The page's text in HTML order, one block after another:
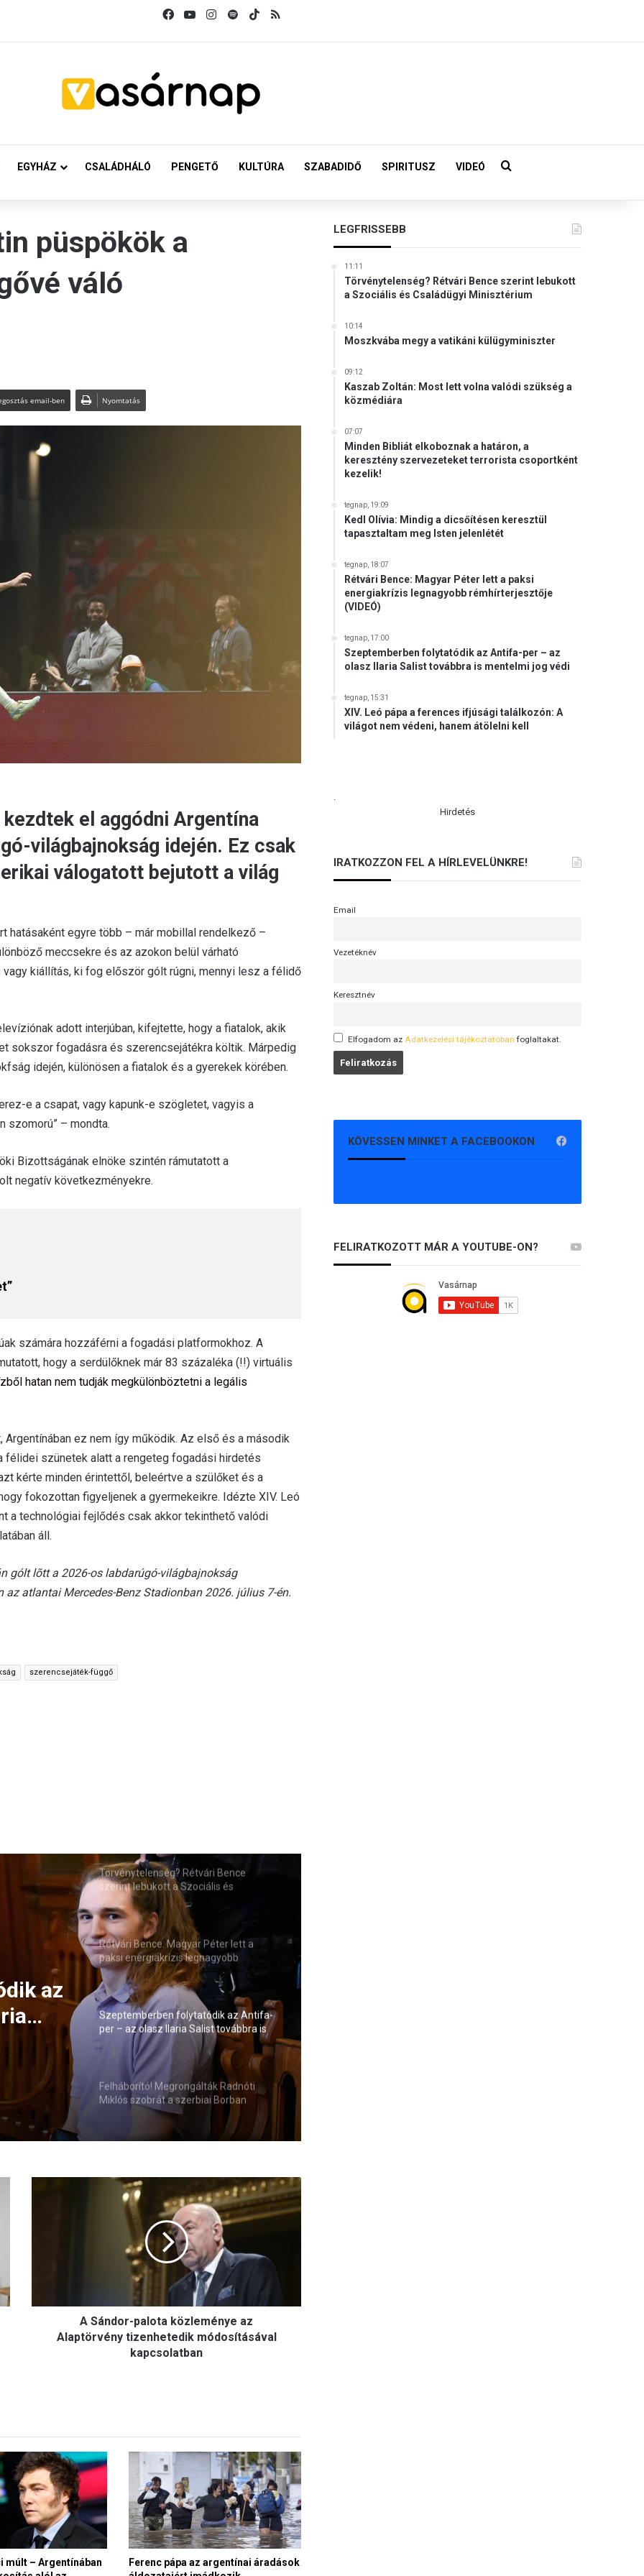
FacebookYouTubeInstagram
SpotifyTikTok
EGYHÁZ CSALÁDHÁLÓ PENGETŐ KULTÚRA SZABADIDŐ SPIRITUSZ VIDEÓ Keresés:
püspökök a
váló
email-ben Nyomtatás
el aggódni Argentína
világbajnokság idején. Ez csak
válogatott bejutott a világ
hatásaként egyre több – már mobillal rendelkező –
meccsekre és az azokon belül várható
kiállítás, ki fog először gólt rúgni, mennyi lesz a félidő
adott interjúban, kifejtette, hogy a fiatalok, akik
sokszor fogadásra és szerencsejátékra költik. Márpedig
idején, különösen a fiatalok és a gyerekek körében.
e a csapat, vagy kapunk-e szögletet, vagyis a
szomorú” – mondta.
Bizottságának elnöke szintén rámutatott a
negatív következményekre.
számára hozzáférni a fogadási platformokhoz. A
hogy a serdülőknek már 83 százaléka (!!) virtuális
hatan nem tudják megkülönböztetni a legális
ez nem így működik. Az első és a második
szünetek alatt a rengeteg fogadási hirdetés
kérte minden érintettől, beleértve a szülőket és a
fokozottan figyeljenek a gyermekeikre. Idézte XIV. Leó
a technológiai fejlődés csak akkor tekinthető valódi
áll.
gólt lõtt a 2026-os labdarúgó-világbajnokság
atlantai Mercedes-Benz Stadionban 2026. július 7-én.
szerencsejáték-függő
az
Törvénytelenség? Rétvári Bence
szerint lebukott a Szociális és
Családügyi Minisztérium
Rétvári Bence: Magyar Péter lett a
paksi energiakrízis legnagyobb
rémhírterjesztője (VIDEÓ)
Szeptemberben folytatódik az Antifa-
per – az olasz Ilaria Salist továbbra is
mentelmi jog védi
Felháborító! Megrongálták Radnóti
Miklós szobrát a szerbiai Borban
p
e
m
é
n
y
e
a
z
A Sándor-palota közleménye az
Alaptörvény tizenhetedik módosításával
kapcsolatban
múlt – Argentínában
Ferenc pápa az argentínai áradások
LEGFRISSEBB
11:11
Törvénytelenség? Rétvári Bence szerint lebukott
a Szociális és Családügyi Minisztérium
10:14
Moszkvába megy a vatikáni külügyminiszter
09:12
Kaszab Zoltán: Most lett volna valódi szükség a
közmédiára
07:07
Minden Bibliát elkoboznak a határon, a
keresztény szervezeteket terrorista csoportként
kezelik!
tegnap, 19:09
Kedl Olívia: Mindig a dicsőítésen keresztül
tapasztaltam meg Isten jelenlétét
tegnap, 18:07
Rétvári Bence: Magyar Péter lett a paksi
energiakrízis legnagyobb rémhírterjesztője
(VIDEÓ)
tegnap, 17:00
Szeptemberben folytatódik az Antifa-per – az
olasz Ilaria Salist továbbra is mentelmi jog védi
tegnap, 15:31
XIV. Leó pápa a ferences ifjúsági találkozón: A
világot nem védeni, hanem átölelni kell
.
Hirdetés
IRATKOZZON FEL A HÍRLEVELÜNKRE!
Email
Vezetéknév
Keresztnév
Elfogadom az Adatkezelési tájékoztatóban foglaltakat.
KÖVESSEN MINKET A FACEBOOKON
FELIRATKOZOTT MÁR A YOUTUBE-ON?